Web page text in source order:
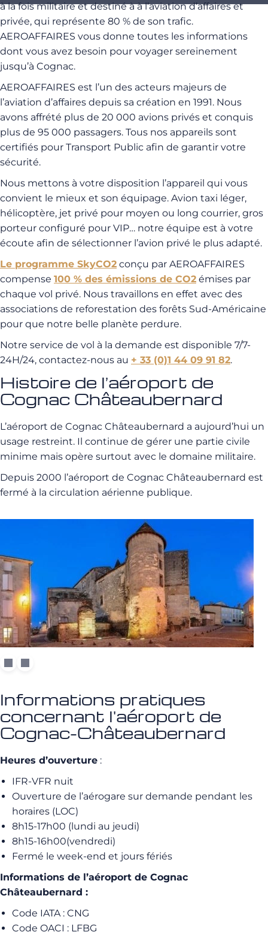
à la fois militaire et destiné à à l’aviation d’affaires et
privée, qui représente 80 % de son trafic.
AEROAFFAIRES vous donne toutes les informations
dont vous avez besoin pour voyager sereinement
jusqu’à Cognac.
AEROAFFAIRES est l’un des acteurs majeurs de
l’aviation d’affaires depuis sa création en 1991. Nous
avons affrété plus de 20 000 avions privés et conquis
plus de 95 000 passagers. Tous nos appareils sont
certifiés pour Transport Public afin de garantir votre
sécurité.
Nous mettons à votre disposition l’appareil qui vous
convient le mieux et son équipage. Avion taxi léger,
hélicoptère, jet privé pour moyen ou long courrier, gros
porteur configuré pour VIP… notre équipe est à votre
écoute afin de sélectionner l’avion privé le plus adapté.
Le programme SkyCO2 conçu par AEROAFFAIRES
compense 100 % des émissions de CO2 émises par
chaque vol privé. Nous travaillons en effet avec des
associations de reforestation des forêts Sud-Américaine
pour que notre belle planète perdure.
Notre service de vol à la demande est disponible 7/7-
24H/24, contactez-nous au + 33 (0)1 44 09 91 82.
Histoire de l’aéroport de
Cognac Châteaubernard
L’aéroport de Cognac Châteaubernard a aujourd’hui un
usage restreint. Il continue de gérer une partie civile
minime mais opère surtout avec le domaine militaire.
Depuis 2000 l’aéroport de Cognac Châteaubernard est
fermé à la circulation aérienne publique.
Informations pratiques
concernant l'aéroport de
Cognac-Châteaubernard
Heures d’ouverture :
IFR-VFR nuit
Ouverture de l’aérogare sur demande pendant les
horaires (LOC)
8h15-17h00 (lundi au jeudi)
8h15-16h00(vendredi)
Fermé le week-end et jours fériés
Informations de l’aéroport de Cognac
Châteaubernard :
Code IATA : CNG
Code OACI : LFBG